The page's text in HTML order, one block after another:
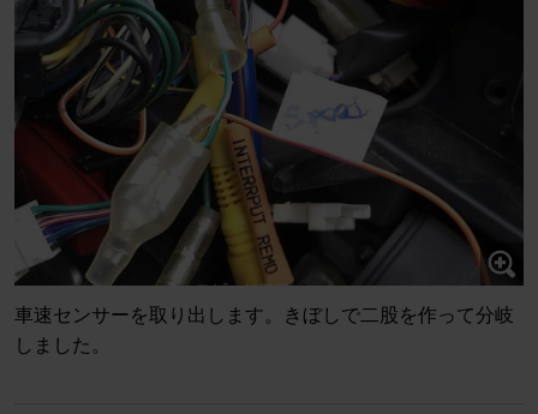
車速センサーを取り出します。きぼしで二股を作って分岐
しました。